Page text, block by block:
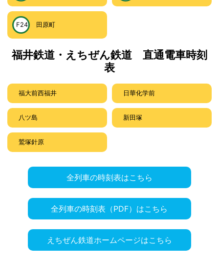
F24 田原町
福井鉄道・えちぜん鉄道 直通電車時刻
表
福大前西福井 日華化学前
八ツ島 新田塚
鷲塚針原
全列車の時刻表はこちら
全列車の時刻表（PDF）はこちら
えちぜん鉄道ホームページはこちら